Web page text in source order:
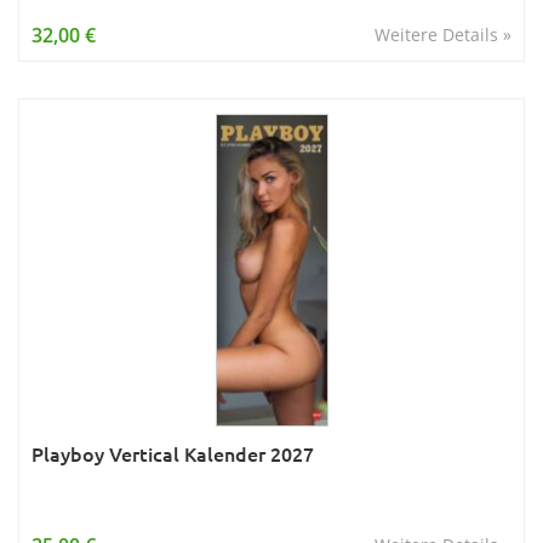
Young Adult
Weitere Details »
32,00 €
Playboy Vertical Kalender 2027